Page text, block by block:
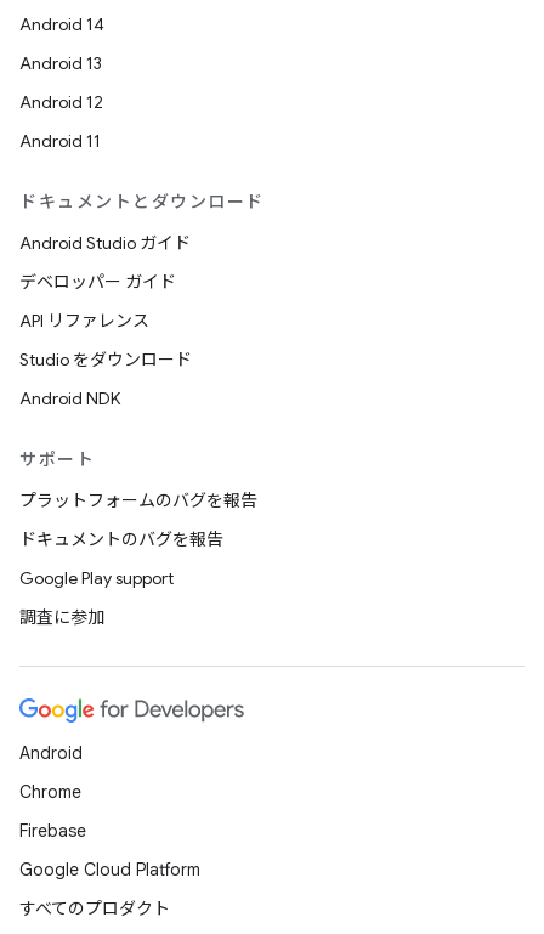
Android 14
Android 13
Android 12
Android 11
ドキュメントとダウンロード
Android Studio ガイド
デベロッパー ガイド
API リファレンス
Studio をダウンロード
Android NDK
サポート
プラットフォームのバグを報告
ドキュメントのバグを報告
Google Play support
調査に参加
Android
Chrome
Firebase
Google Cloud Platform
すべてのプロダクト